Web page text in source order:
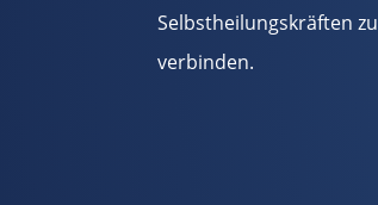
Selbstheilungskräften zu
verbinden.